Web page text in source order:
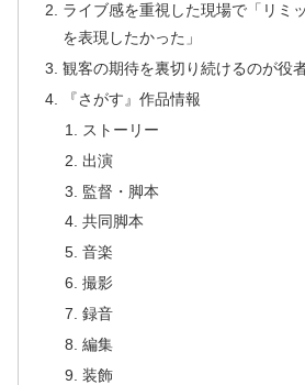
ライブ感を重視した現場で「リミ
を表現したかった」
観客の期待を裏切り続けるのが役
『さがす』作品情報
ストーリー
出演
監督・脚本
共同脚本
音楽
撮影
録音
編集
装飾